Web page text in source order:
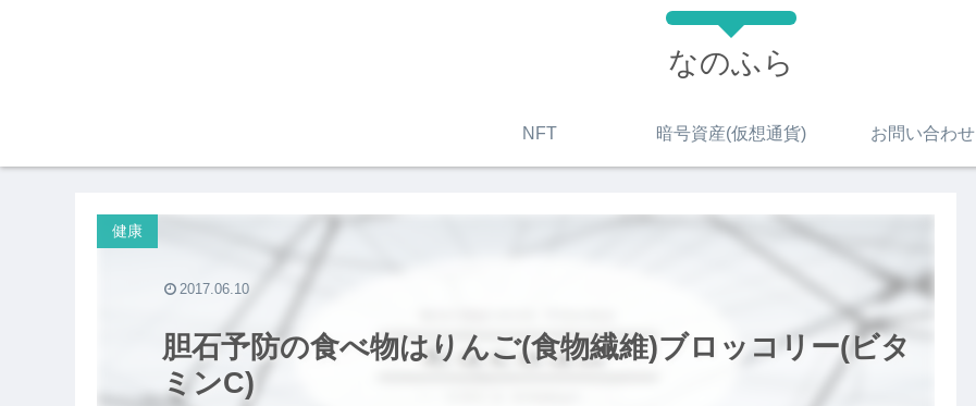
なのふら
NFT 暗号資産(仮想通貨) お問い合わせ
胆石予防の食べ物はりんご(食物繊維)ブロッコリー(ビタ
ミンC)
健康
2017.06.10